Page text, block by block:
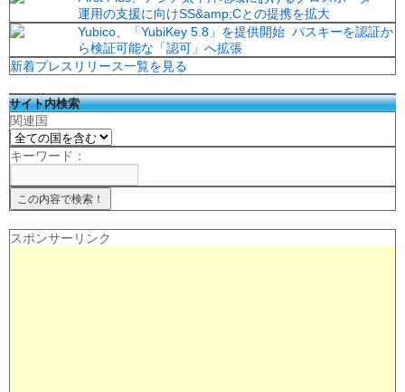
運用の支援に向けSS&amp;Cとの提携を拡大
Yubico、「YubiKey 5.8」を提供開始 パスキーを認証か
ら検証可能な「認可」へ拡張
新着プレスリリース一覧を見る
サイト内検索
関連国
キーワード：
スポンサーリンク